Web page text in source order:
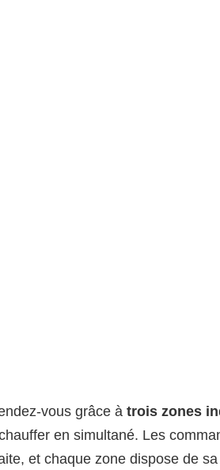
vous grâce à trois zones
en simultané. Les
et chaque zone dispose de